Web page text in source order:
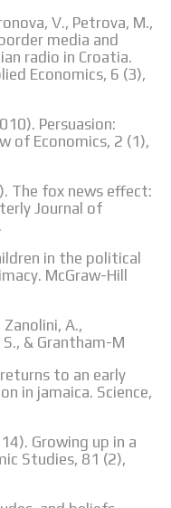
V., Petrova, M.,
media and
radio in Croatia.
Economics, 6 (3),
Persuasion:
of Economics, 2 (1),
The fox news effect:
Journal of
in the political
McGraw-Hill
Zanolini, A.,
S., & Grantham-M
to an early
in jamaica. Science,
Growing up in a
Studies, 81 (2),